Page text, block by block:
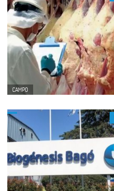
CAMPO